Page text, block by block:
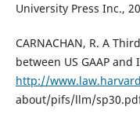
University Press Inc.,
CARNACHAN, R. A
between US GAAP and
http://
about/pifs/llm/